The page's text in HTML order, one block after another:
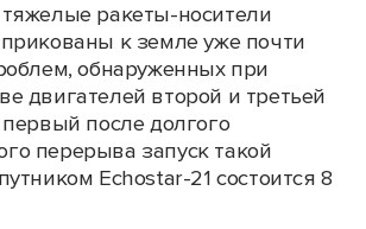
тяжелые ракеты-носители
к земле уже почти
обнаруженных при
двигателей второй и третьей
после долгого
перерыва запуск такой
Echostar-21 состоится 8